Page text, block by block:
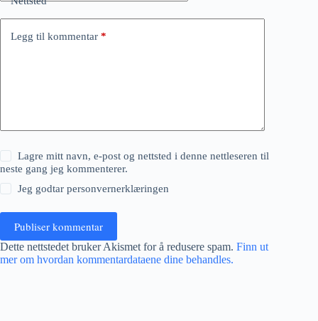
Legg til kommentar *
Lagre mitt navn, e-post og nettsted i denne nettleseren til
neste gang jeg kommenterer.
Jeg godtarpersonvernerklæringen
Publiser kommentar
Dette nettstedet bruker Akismet for å redusere spam. Finn ut
mer om hvordan kommentardataene dine behandles.